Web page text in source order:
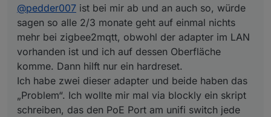
schreiben, das den PoE Port am unifi switch jede woche
mal neu startet. Aber da ich aus der ferne auch auf mein
unifi system zugreifen kann, habe ich das immer direkt
per hand gemacht, wenn ich bemerkt hatte, dass es nicht
ging.
An was das liegt, weiß ich nicht, die coordinator
firmwares ändern nichts daran. Und da ich den Fehler
nicht selbst reproduzieren kann (das kommt immer dann,
wenn ich keinen Nerv dafür habe) habe ich keine
weiteren „Untersuchungen“ gemacht.
@pedder007 ist bei mir ab und an auch so, würde
sagen so alle 2/3 monate geht auf einmal nichts
mehr bei zigbee2mqtt, obwohl der adapter im LAN
vorhanden ist und ich auf dessen Oberfläche
komme. Dann hilft nur ein hardreset.
Ich habe zwei dieser adapter und beide haben das
„Problem“. Ich wollte mir mal via blockly ein skript
schreiben, das den PoE Port am unifi switch jede